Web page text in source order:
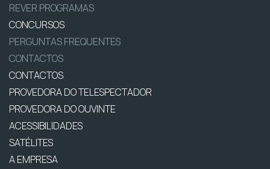
REVER PROGRAMAS
CONCURSOS
PERGUNTAS FREQUENTES
CONTACTOS
CONTACTOS
PROVEDORA DO TELESPECTADOR
PROVEDORA DO OUVINTE
ACESSIBILIDADES
SATÉLITES
A EMPRESA